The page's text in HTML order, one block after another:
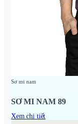
Sơ mi nam
SƠ MI NAM 89
Xem chi tiết